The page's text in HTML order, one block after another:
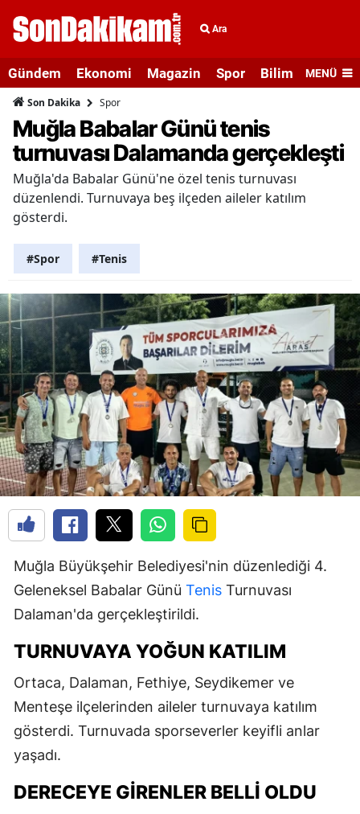
Ara
Gündem Ekonomi Magazin Spor Bilim veMENÜ
Son Dakika Spor
Muğla Babalar Günü tenis
turnuvası Dalamanda gerçekleşti
Muğla'da Babalar Günü'ne özel tenis turnuvası
düzenlendi. Turnuvaya beş ilçeden aileler katılım
gösterdi.
#Spor #Tenis
Muğla Büyükşehir Belediyesi'nin düzenlediği 4.
Geleneksel Babalar Günü Tenis Turnuvası
Dalaman'da gerçekleştirildi.
TURNUVAYA YOĞUN KATILIM
Ortaca, Dalaman, Fethiye, Seydikemer ve
Menteşe ilçelerinden aileler turnuvaya katılım
gösterdi. Turnuvada sporseverler keyifli anlar
yaşadı.
DERECEYE GIRENLER BELLI OLDU